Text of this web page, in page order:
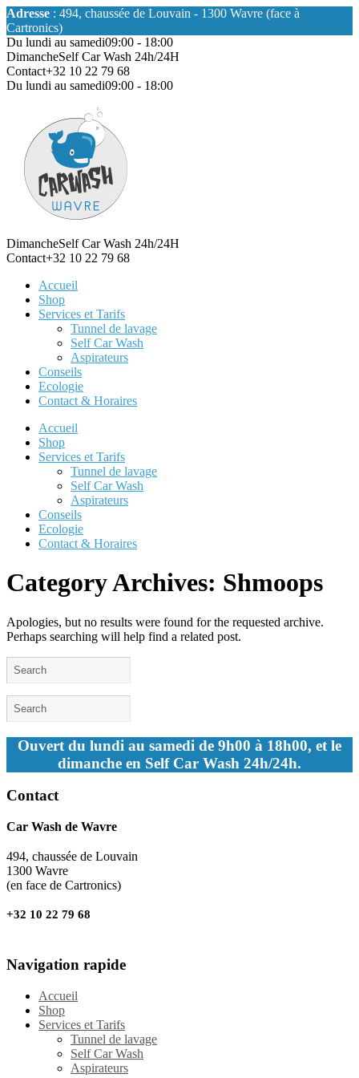
Adresse : 494, chaussée de Louvain - 1300 Wavre (face à
Cartronics)
Du lundi au samedi09:00 - 18:00
DimancheSelf Car Wash 24h/24H
Contact+32 10 22 79 68
Du lundi au samedi09:00 - 18:00
DimancheSelf Car Wash 24h/24H
Contact+32 10 22 79 68
Accueil
Shop
Services et Tarifs
Tunnel de lavage
Self Car Wash
Aspirateurs
Conseils
Ecologie
Contact & Horaires
Accueil
Shop
Services et Tarifs
Tunnel de lavage
Self Car Wash
Aspirateurs
Conseils
Ecologie
Contact & Horaires
Category Archives: Shmoops
Apologies, but no results were found for the requested archive.
Perhaps searching will help find a related post.
Ouvert du lundi au samedi de 9h00 à 18h00, et le
dimanche en Self Car Wash 24h/24h.
Contact
Car Wash de Wavre
494, chaussée de Louvain
1300 Wavre
(en face de Cartronics)
+32 10 22 79 68
Navigation rapide
Accueil
Shop
Services et Tarifs
Tunnel de lavage
Self Car Wash
Aspirateurs